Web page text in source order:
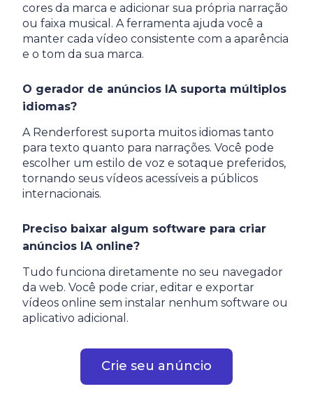
cores da marca e adicionar sua própria narração
ou faixa musical. A ferramenta ajuda você a
manter cada vídeo consistente com a aparência
e o tom da sua marca.
O gerador de anúncios IA suporta múltiplos
idiomas?
A Renderforest suporta muitos idiomas tanto
para texto quanto para narrações. Você pode
escolher um estilo de voz e sotaque preferidos,
tornando seus vídeos acessíveis a públicos
internacionais.
Preciso baixar algum software para criar
anúncios IA online?
Tudo funciona diretamente no seu navegador
da web. Você pode criar, editar e exportar
vídeos online sem instalar nenhum software ou
aplicativo adicional.
Crie seu anúncio